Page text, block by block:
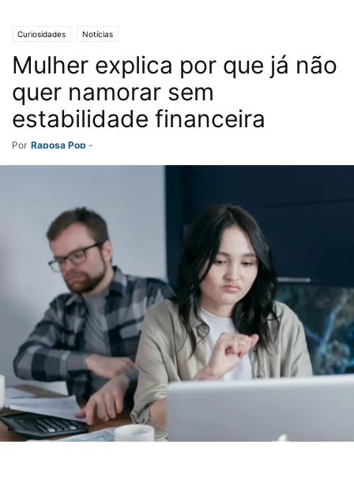
Curiosidades Notícias
Mulher explica por que já não
quer namorar sem
estabilidade financeira
Por Raposa Pop -